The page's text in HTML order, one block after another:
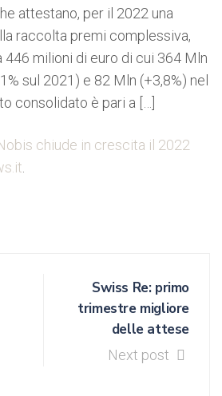
attestano, per il 2022 una
raccolta premi complessiva,
446 milioni di euro di cui 364 Mln
sul 2021) e 82 Mln (+3,8%) nel
consolidato è pari a […]
chiude in crescita il 2022
Swiss Re: primo
trimestre migliore
delle attese
Next post